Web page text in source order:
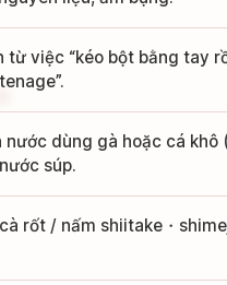
từ việc “kéo bột bằng tay
dùng gà hoặc cá khô
súp.
rốt / nấm shiitake・